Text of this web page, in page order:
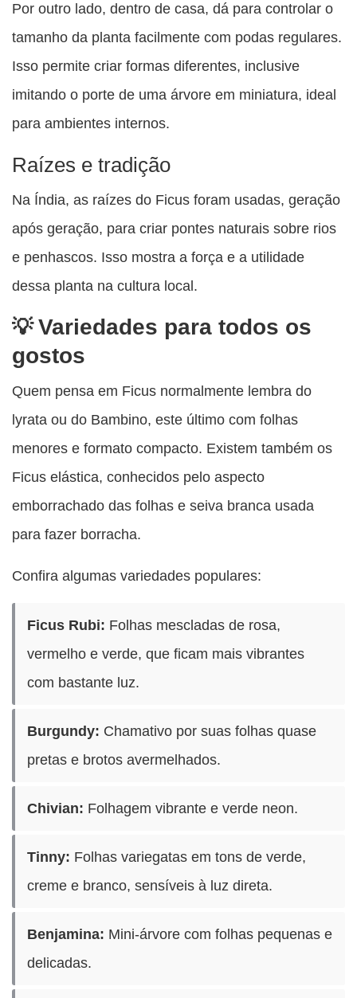
Por outro lado, dentro de casa, dá para controlar o
tamanho da planta facilmente com podas regulares.
Isso permite criar formas diferentes, inclusive
imitando o porte de uma árvore em miniatura, ideal
para ambientes internos.
Raízes e tradição
Na Índia, as raízes do Ficus foram usadas, geração
após geração, para criar pontes naturais sobre rios
e penhascos. Isso mostra a força e a utilidade
dessa planta na cultura local.
Variedades para todos os
gostos
Quem pensa em Ficus normalmente lembra do
lyrata ou do Bambino, este último com folhas
menores e formato compacto. Existem também os
Ficus elástica, conhecidos pelo aspecto
emborrachado das folhas e seiva branca usada
para fazer borracha.
Confira algumas variedades populares:
Ficus Rubi: Folhas mescladas de rosa,
vermelho e verde, que ficam mais vibrantes
com bastante luz.
Burgundy: Chamativo por suas folhas quase
pretas e brotos avermelhados.
Chivian: Folhagem vibrante e verde neon.
Tinny: Folhas variegatas em tons de verde,
creme e branco, sensíveis à luz direta.
Benjamina: Mini-árvore com folhas pequenas e
delicadas.